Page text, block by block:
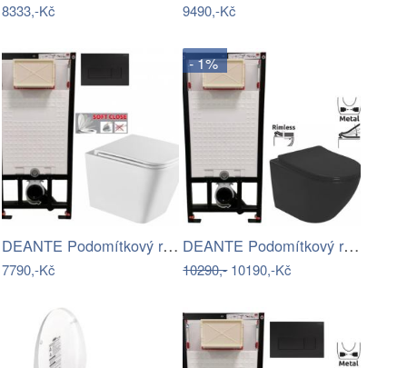
8333,-Kč 9490,-Kč
DEANTE Podomítkový rám, pro závěsné WC…
7790,-Kč
- 1%
DEANTE Podomítkový rám, pro závěsné WC…
10290,-10190,-Kč